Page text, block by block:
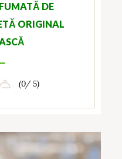
DE
ORIGINAL
(0/ 5)